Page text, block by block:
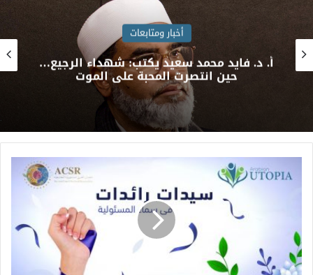
أخبار ومتابعات
فريق طبي بمستشفيات سوهاج الجامعية
ينجح في إنقاذ حياة طفل بعد اختراق إبرة
لجدار القلب